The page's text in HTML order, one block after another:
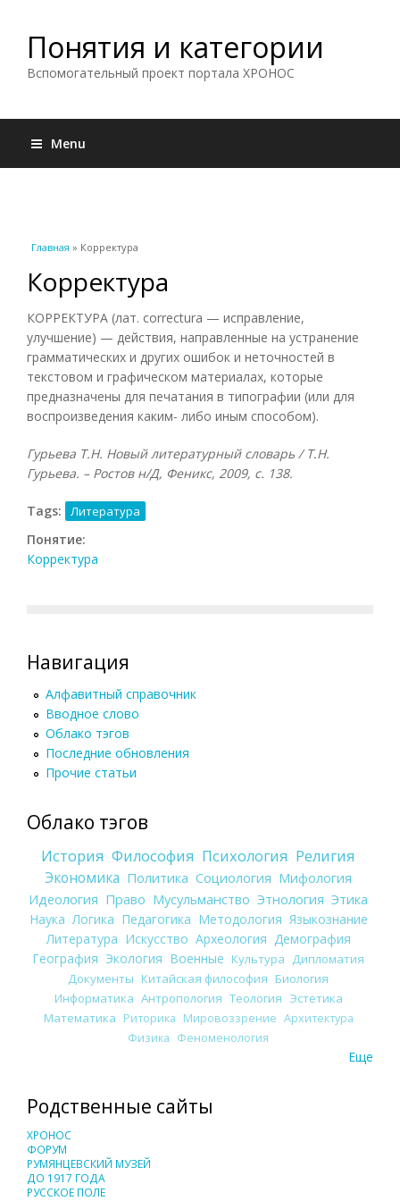
Понятия и категории
Вспомогательный проект портала ХРОНОС
Menu
Вы здесь
Главная » Корректура
Корректура
КОРРЕКТУРА (лат. correctura — исправление,
улучшение) — действия, направленные на устранение
грамматических и других ошибок и неточностей в
текстовом и графическом материалах, которые
предназначены для печатания в типографии (или для
воспроизведения каким- либо иным способом).
Гурьева Т.Н. Новый литературный словарь / Т.Н.
Гурьева. – Ростов н/Д, Феникс, 2009, с. 138.
Tags: Литература
Понятие:
Корректура
Навигация
Алфавитный справочник
Вводное слово
Облако тэгов
Последние обновления
Прочие статьи
Облако тэгов
История Философия Психология Религия
Экономика Политика Социология Мифология
Идеология Право Мусульманство Этнология Этика
Наука Логика Педагогика Методология Языкознание
Литература Искусство Археология Демография
География Экология Военные Культура
Дипломатия
Документы Китайская философия Биология
Информатика Антропология Теология Эстетика
Математика Риторика Мировоззрение Архитектура
Физика Феноменология
Еще
Родственные сайты
ХРОНОС
ФОРУМ
РУМЯНЦЕВСКИЙ МУЗЕЙ
ДО 1917 ГОДА
РУССКОЕ ПОЛЕ